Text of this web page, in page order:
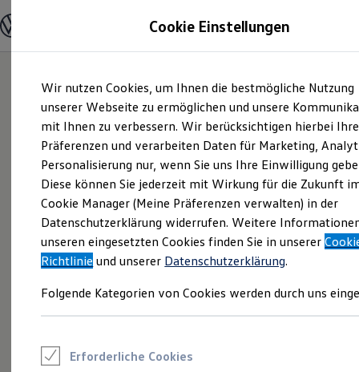
Hauptinhalt
springen
Footer
springen
Modelle und Konfigurator
Modelle vergleichen
Elektroautos
ENERGY Sondermodelle
Nutzfahrzeuge
SUV und CUV
Familienautos
Kombis
Kompaktwagen
Sportwagen
Schnell verfügbare Fahrzeuge
Angebote und Produkte
Aktuelle Angebote
E-Auto-Förderung
Volkswagen Marktplatz
Junge Gebrauchtwagen und Gebrauchtwagen
Saisonangebote
Cookie Einstellungen
Wir nutzen Cookies, um Ihnen die bestmögliche Nutzung
unserer Webseite zu ermöglichen und unsere
mit Ihnen zu verbessern. Wir berücksichtigen hierbei Ihre
Präferenzen und verarbeiten Daten für Marketing,
Personalisierung nur, wenn Sie uns Ihre Einwilligung
Diese können Sie jederzeit mit Wirkung für die Zukunft
Cookie Manager (Meine Präferenzen verwalten) in der
Datenschutzerklärung widerrufen. Weitere
unseren eingesetzten Cookies finden Sie in unserer
Richtlinie und unserer Datenschutzerklärung.
Folgende Kategorien von Cookies werden durch uns
Erforderliche Cookies